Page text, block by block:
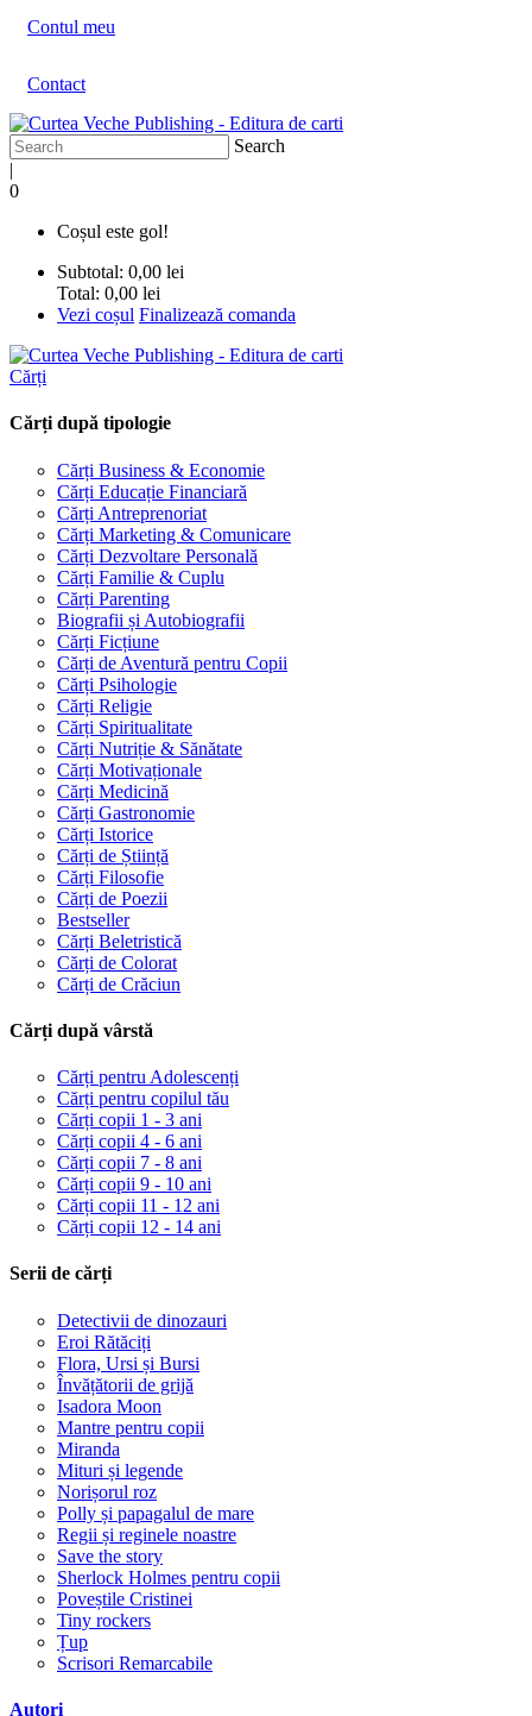
Contul meu
Contact
Search
|
0
Coșul este gol!
Subtotal: 0,00 lei
Total: 0,00 lei
Vezi coșul Finalizează comanda
Cărți
Cărți după tipologie
Cărți Business & Economie
Cărți Educație Financiară
Cărți Antreprenoriat
Cărți Marketing & Comunicare
Cărți Dezvoltare Personală
Cărți Familie & Cuplu
Cărți Parenting
Biografii și Autobiografii
Cărți Ficțiune
Cărți de Aventură pentru Copii
Cărți Psihologie
Cărți Religie
Cărți Spiritualitate
Cărți Nutriție & Sănătate
Cărți Motivaționale
Cărți Medicină
Cărți Gastronomie
Cărți Istorice
Cărți de Știință
Cărți Filosofie
Cărți de Poezii
Bestseller
Cărți Beletristică
Cărți de Colorat
Cărți de Crăciun
Cărți după vârstă
Cărți pentru Adolescenți
Cărți pentru copilul tău
Cărți copii 1 - 3 ani
Cărți copii 4 - 6 ani
Cărți copii 7 - 8 ani
Cărți copii 9 - 10 ani
Cărți copii 11 - 12 ani
Cărți copii 12 - 14 ani
Serii de cărți
Detectivii de dinozauri
Eroi Rătăciți
Flora, Ursi și Bursi
Învățătorii de grijă
Isadora Moon
Mantre pentru copii
Miranda
Mituri și legende
Norișorul roz
Polly și papagalul de mare
Regii și reginele noastre
Save the story
Sherlock Holmes pentru copii
Poveștile Cristinei
Tiny rockers
Țup
Scrisori Remarcabile
Autori